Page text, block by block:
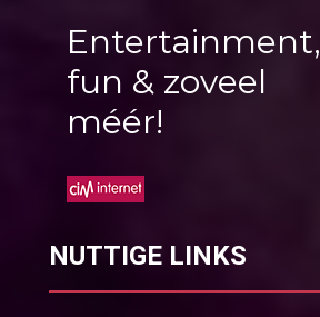
Entertainment,
fun & zoveel
méér!
NUTTIGE LINKS